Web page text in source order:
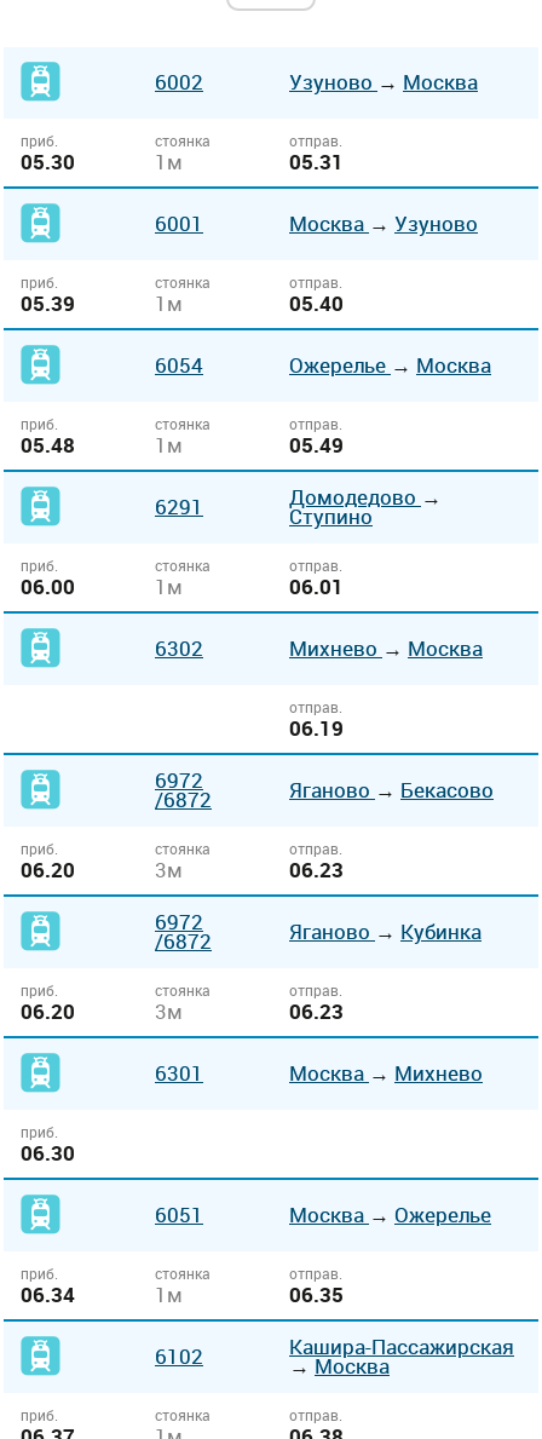
6002 Узуново → Москва
приб.
05.30
стоянка
1м
отправ.
05.31
6001 Москва → Узуново
приб.
05.39
стоянка
1м
отправ.
05.40
6054 Ожерелье → Москва
приб.
05.48
стоянка
1м
отправ.
05.49
6291 Домодедово →
Ступино
приб.
06.00
стоянка
1м
отправ.
06.01
6302 Михнево → Москва
отправ.
06.19
6972
/6872 Яганово → Бекасово
приб.
06.20
стоянка
3м
отправ.
06.23
6972
/6872 Яганово → Кубинка
приб.
06.20
стоянка
3м
отправ.
06.23
6301 Москва → Михнево
приб.
06.30
6051 Москва → Ожерелье
приб.
06.34
стоянка
1м
отправ.
06.35
6102 Кашира-Пассажирская
→Москва
приб. стоянка отправ.